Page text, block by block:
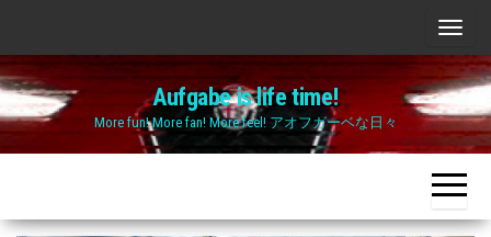
the
content
ナ
ビ
ゲ
ー
シ
ョ
ン
Aufgabe is life time!
More fun! More fan! More feel! アオフガーベな日々